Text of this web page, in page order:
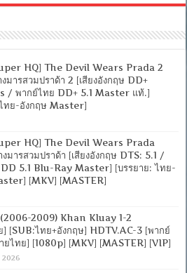
HQ] The Devil Wears Prada 2
มารสวมปราด้า 2 [เสียงอังกฤษ DD+
/ พากย์ไทย DD+ 5.1 Master แท้.]
ทย-อังกฤษ Master]
HQ] The Devil Wears Prada
มารสวมปราด้า [เสียงอังกฤษ DTS: 5.1 /
5.1 Blu-Ray Master] [บรรยาย: ไทย-
[MKV] [MASTER]
2009) Khan Kluay 1-2
] [SUB:ไทย+อังกฤษ] HDTV.AC-3 [พากย์
ยไทย] [1080p] [MKV] [MASTER] [VIP]
2026